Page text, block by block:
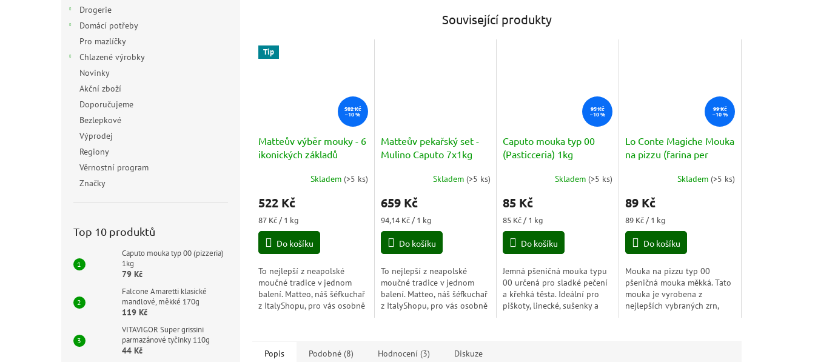
Drogerie
Domácí potřeby
Pro mazlíčky
Chlazené výrobky
Novinky
Akční zboží
Doporučujeme
Bezlepkové
Výprodej
Regiony
Věrnostní program
Značky
Top 10 produktů
Caputo mouka typ 00 (pizzeria)
1kg
79 Kč
Falcone Amaretti klasické
mandlové, měkké 170g
119 Kč
VITAVIGOR Super grissini
parmazánové tyčinky 110g
44 Kč
Související produkty
Tip
582 Kč
–10 %
Matteův výběr mouky - 6
ikonických základů
Skladem (>5 ks)
522 Kč
Měrná
cena:
87 Kč / 1 kg
Do košíku
To nejlepší z neapolské
moučné tradice v jednom
balení. Matteo, náš šéfkuchař
z ItalyShopu, pro vás osobně
Matteův pekařský set -
Mulino Caputo 7x1kg
produktu
5,0
5
Skladem (>5 ks)
659 Kč
Měrná
cena:
94,14 Kč / 1 kg
Do košíku
To nejlepší z neapolské
moučné tradice v jednom
balení. Matteo, náš šéfkuchař
z ItalyShopu, pro vás osobně
95 Kč
–10 %
Caputo mouka typ 00
(Pasticceria) 1kg
produktu
5,0
5
Skladem(>5 ks)
85 Kč
Měrná
cena:
85 Kč / 1 kg
Do košíku
Jemná pšeničná mouka typu
00 určená pro sladké pečení
a křehká těsta. Ideální pro
piškoty, linecké, sušenky a
99 Kč
–10 %
Lo Conte Magiche Mouka
na pizzu (farina per
produktu
5,0
5
Skladem(>5 ks)
89 Kč
Měrná
cena:
89 Kč / 1 kg
Do košíku
Mouka na pizzu typ 00
pšeničná mouka měkká. Tato
mouka je vyrobena z
nejlepších vybraných zrn,
Popis
Podobné (8) Hodnocení (3) Diskuze